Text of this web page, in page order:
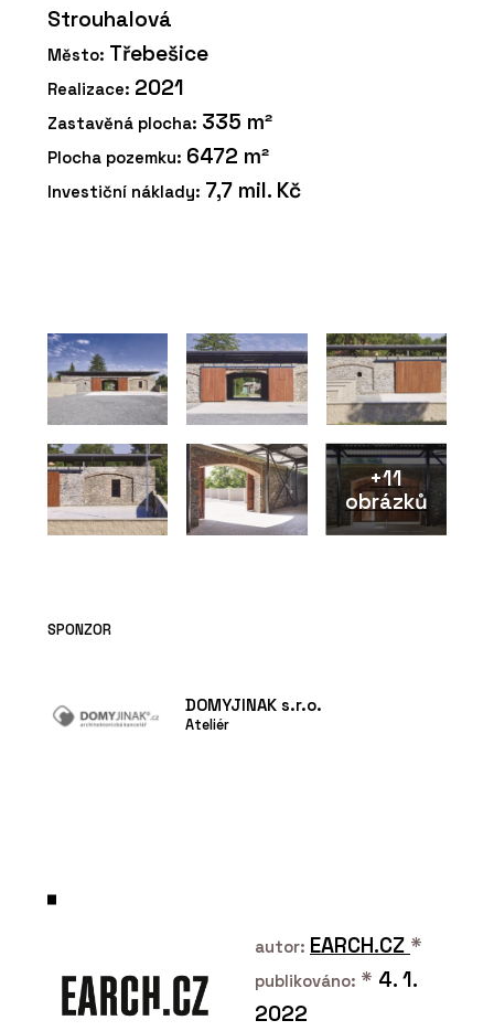
Strouhalová
Město: Třebešice
Realizace: 2021
Zastavěná plocha: 335 m²
Plocha pozemku: 6472 m²
Investiční náklady: 7,7 mil. Kč
+11
obrázků
SPONZOR
DOMYJINAK s.r.o.
Ateliér
autor: EARCH.CZ *
publikováno: * 4. 1.
2022